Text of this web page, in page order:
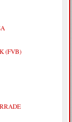
(FVB)